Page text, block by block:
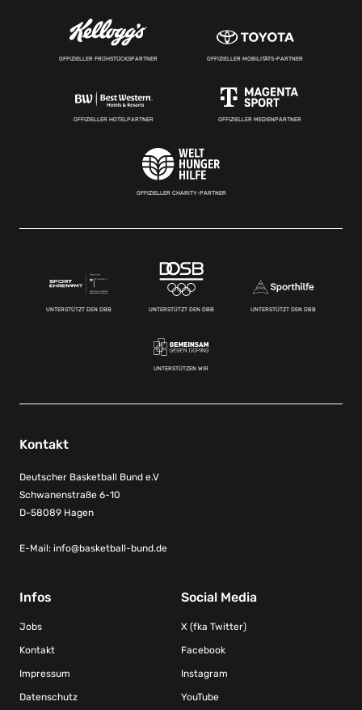
OFFIZIELLER FRÜHSTÜCKSPARTNER OFFIZIELLER MOBILITÄTS-PARTNER
OFFIZIELLER HOTELPARTNER OFFIZIELLER MEDIENPARTNER
OFFIZIELLER CHARITY-PARTNER
UNTERSTÜTZT DEN DBB UNTERSTÜTZT DEN DBB UNTERSTÜTZT DEN DBB
UNTERSTÜTZEN WIR
Kontakt
Deutscher Basketball Bund e.V
Schwanenstraße 6-10
D-58089 Hagen
E-Mail: info@basketball-bund.de
Infos
Jobs
Kontakt
Impressum
Datenschutz
Social Media
X (fka Twitter)
Facebook
Instagram
YouTube